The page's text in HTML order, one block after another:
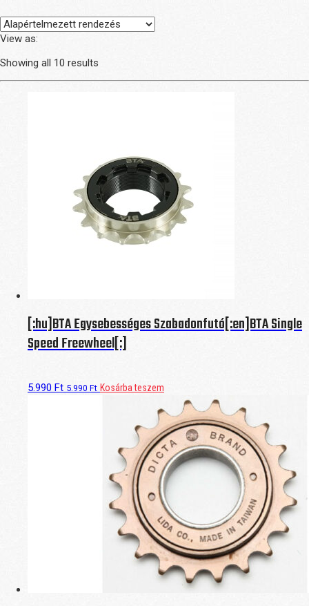
View as:
Showing all 10 results
[:hu]BTA Egysebességes Szabadonfutó[:en]BTA Single
Speed Freewheel[:]
5.990 Ft 5.990 Ft Kosárba teszem